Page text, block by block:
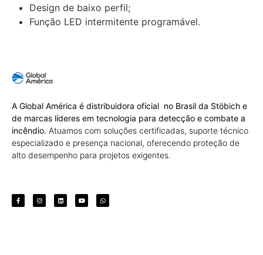
Design de baixo perfil;
Função LED intermitente programável.
A Global América é distribuidora oficial no Brasil da Stöbich e
de marcas líderes em tecnologia para detecção e combate a
incêndio. Atuamos com soluções certificadas, suporte técnico
especializado e presença nacional, oferecendo proteção de
alto desempenho para projetos exigentes.